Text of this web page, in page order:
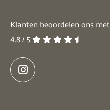
Klanten beoordelen ons met
4.8 / 5